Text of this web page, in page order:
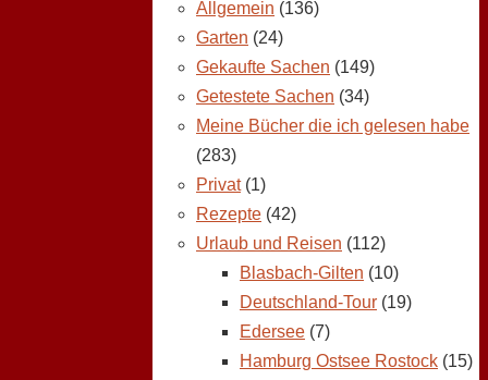
Allgemein (136)
Garten (24)
Gekaufte Sachen (149)
Getestete Sachen (34)
Meine Bücher die ich gelesen habe
(283)
Privat(1)
Rezepte (42)
Urlaub und Reisen (112)
Blasbach-Gilten (10)
Deutschland-Tour (19)
Edersee (7)
Hamburg Ostsee Rostock (15)